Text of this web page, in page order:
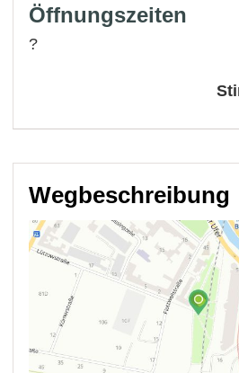
Öffnungszeiten
?
Wegbeschreibung